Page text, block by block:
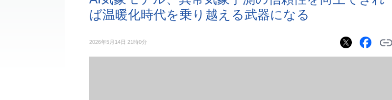
ば温暖化時代を乗り越える武器になる
2026年5月14日 21時0分